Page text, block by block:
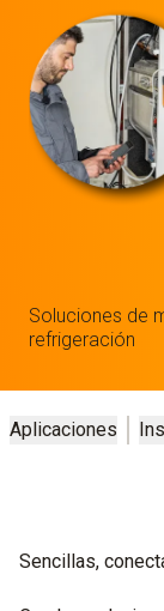
Soluciones de
refrigeración
Aplicaciones
Sencillas,